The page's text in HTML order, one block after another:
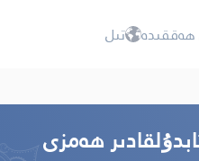
ھەققىدە تىل
ھەمزى